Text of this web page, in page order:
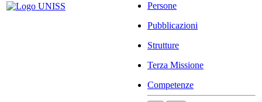
Persone
Pubblicazioni
Strutture
Terza Missione
Competenze